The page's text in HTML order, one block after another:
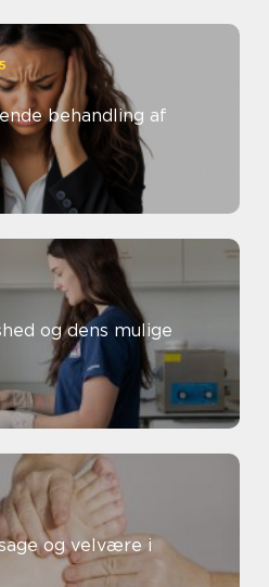
behandling af
og dens mulige
og velvære i